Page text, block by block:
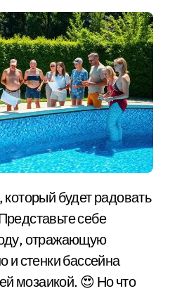
себе
отражающую
и стенки бассейна
мозаикой. 😍 Но что